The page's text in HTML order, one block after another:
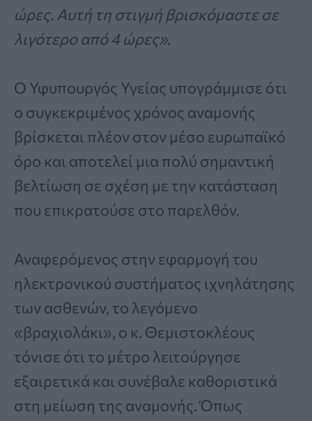
ώρες. Αυτή τη στιγμή βρισκόμαστε σε
λιγότερο από 4 ώρες».
Ο Υφυπουργός Υγείας υπογράμμισε ότι
ο συγκεκριμένος χρόνος αναμονής
βρίσκεται πλέον στον μέσο ευρωπαϊκό
όρο και αποτελεί μια πολύ σημαντική
βελτίωση σε σχέση με την κατάσταση
που επικρατούσε στο παρελθόν.
Αναφερόμενος στην εφαρμογή του
ηλεκτρονικού συστήματος ιχνηλάτησης
των ασθενών, το λεγόμενο
«βραχιολάκι», ο κ. Θεμιστοκλέους
τόνισε ότι το μέτρο λειτούργησε
εξαιρετικά και συνέβαλε καθοριστικά
στη μείωση της αναμονής. Όπως